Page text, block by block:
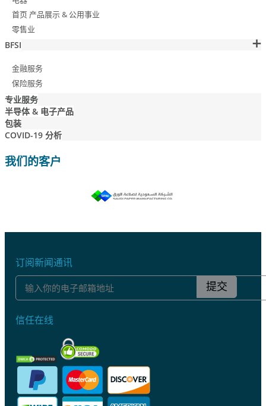
首页 产品展示 & 公用事业
零售业
BFSI
金融服务
保险服务
专业服务
半导体 & 电子产品
包装
COVID-19 分析
我们的客户
订阅新闻通讯
提交
信任在线